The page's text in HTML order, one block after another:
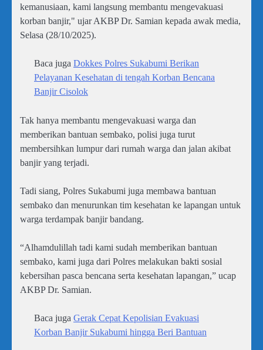
kemanusiaan, kami langsung membantu mengevakuasi
korban banjir," ujar AKBP Dr. Samian kepada awak media,
Selasa (28/10/2025).
Baca juga Dokkes Polres Sukabumi Berikan
Pelayanan Kesehatan di tengah Korban Bencana
Banjir Cisolok
Tak hanya membantu mengevakuasi warga dan
memberikan bantuan sembako, polisi juga turut
membersihkan lumpur dari rumah warga dan jalan akibat
banjir yang terjadi.
Tadi siang, Polres Sukabumi juga membawa bantuan
sembako dan menurunkan tim kesehatan ke lapangan untuk
warga terdampak banjir bandang.
“Alhamdulillah tadi kami sudah memberikan bantuan
sembako, kami juga dari Polres melakukan bakti sosial
kebersihan pasca bencana serta kesehatan lapangan,” ucap
AKBP Dr. Samian.
Baca juga Gerak Cepat Kepolisian Evakuasi
Korban Banjir Sukabumi hingga Beri Bantuan